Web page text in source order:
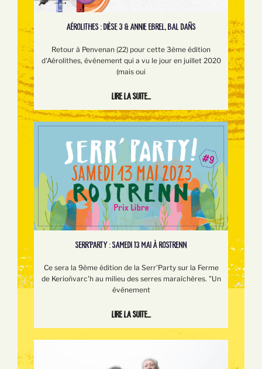
AÉROLITHES : DIÈSE 3 & ANNIE EBREL, BAL DAÑS
Retour à Penvenan (22) pour cette 3ème édition
d'Aérolithes, événement qui a vu le jour en juillet 2020
(mais oui
Lire la suite...
SERR’PARTY : SAMEDI 13 MAI À ROSTRENN
Ce sera la 9ème édition de la Serr'Party sur la Ferme
de Kerioñvarc'h au milieu des serres maraîchères. "Un
événement
Lire la suite...